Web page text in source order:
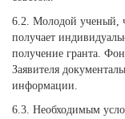
6.2. Молодой ученый,
получает
получение гранта.
Заявителя
информации.
6.3. Необходимым